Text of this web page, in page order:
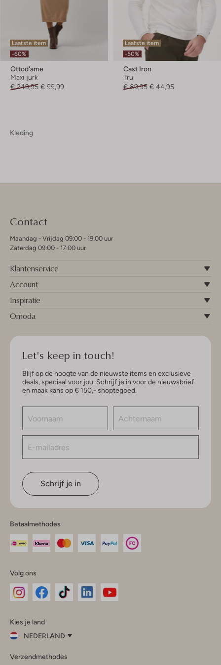
Laatste item
-60%
Ottod'ame
Maxi jurk
€ 249,95 € 99,99
Laatste item
-50%
Cast Iron
Trui
€ 89,95 € 44,95
Kleding
Contact
Maandag - Vrijdag 09:00 - 19:00 uur
Zaterdag 09:00 - 17:00 uur
Klantenservice
Account
Inspiratie
Omoda
Let's keep in touch!
Blijf op de hoogte van de nieuwste items en exclusieve
deals, speciaal voor jou. Schrijf je in voor de nieuwsbrief
en maak kans op € 150,- shoptegoed.
Schrijf je in
Betaalmethodes
Volg ons
InstagramFacebook
Kies je land
NEDERLAND
je
Verzendmethodes